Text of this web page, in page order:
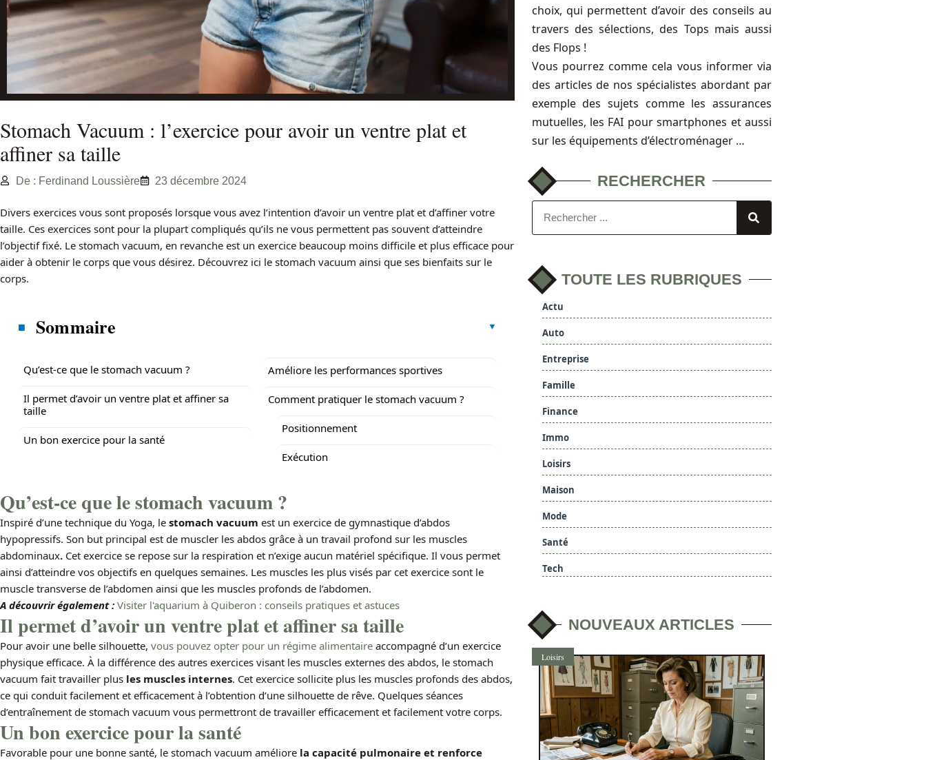
Stomach Vacuum : l’exercice pour avoir un ventre plat et
affiner sa taille
De : Ferdinand Loussière 23 décembre 2024
Divers exercices vous sont proposés lorsque vous avez l’intention d’avoir un ventre plat et d’affiner votre
taille. Ces exercices sont pour la plupart compliqués qu’ils ne vous permettent pas souvent d’atteindre
l’objectif fixé. Le stomach vacuum, en revanche est un exercice beaucoup moins difficile et plus efficace pour
aider à obtenir le corps que vous désirez. Découvrez ici le stomach vacuum ainsi que ses bienfaits sur le
corps.
Sommaire
Qu’est-ce que le stomach vacuum ?
Il permet d’avoir un ventre plat et affiner sa
taille
Un bon exercice pour la santé
Améliore les performances sportives
Comment pratiquer le stomach vacuum ?
Positionnement
Exécution
Qu’est-ce que le stomach vacuum ?
Inspiré d’une technique du Yoga, le stomach vacuum est un exercice de gymnastique d’abdos
hypopressifs. Son but principal est de muscler les abdos grâce à un travail profond sur les muscles
abdominaux. Cet exercice se repose sur la respiration et n’exige aucun matériel spécifique. Il vous permet
ainsi d’atteindre vos objectifs en quelques semaines. Les muscles les plus visés par cet exercice sont le
muscle transverse de l’abdomen ainsi que les muscles profonds de l’abdomen.
A découvrir également : Visiter l'aquarium à Quiberon : conseils pratiques et astuces
Il permet d’avoir un ventre plat et affiner sa taille
Pour avoir une belle silhouette, vous pouvez opter pour un régime alimentaire accompagné d’un exercice
physique efficace. À la différence des autres exercices visant les muscles externes des abdos, le stomach
vacuum fait travailler plus les muscles internes. Cet exercice sollicite plus les muscles profonds des abdos,
ce qui conduit facilement et efficacement à l’obtention d’une silhouette de rêve. Quelques séances
d’entraînement de stomach vacuum vous permettront de travailler efficacement et facilement votre corps.
Un bon exercice pour la santé
Favorable pour une bonne santé, le stomach vacuum améliore la capacité pulmonaire et renforce
choix, qui permettent d’avoir des conseils au
travers des sélections, des Tops mais aussi
des Flops !
Vous pourrez comme cela vous informer via
des articles de nos spécialistes abordant par
exemple des sujets comme les assurances
mutuelles, les FAI pour smartphones et aussi
sur les équipements d’électroménager …
RECHERCHER
TOUTE LES RUBRIQUES
Actu
Auto
Entreprise
Famille
Finance
Immo
Loisirs
Maison
Mode
Santé
Tech
NOUVEAUX ARTICLES
Loisirs